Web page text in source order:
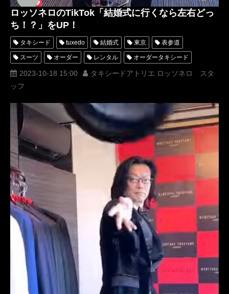
ロッソネロのTikTok「結婚式に行くなら左右どっ
ち！？」をUP！
タキシード tuxedo 結婚式 東京 表参道
スーツ オーダー レンタル オーダータキシード
レンタルタキシード ロッソネロ 蝶ネクタイ 人気
横山宗生
オーダータキシード名古屋 新郎衣装
レンタルタキシード東京 レンタルタキシード名古屋 横浜
ROSSONERO タキシードオーダー東京
タキシードレンタル東京 タキシード靴 青山
TikToker オーダータキシード横浜 レンタルタキシード横浜
MUMNETAKAYOKOYAMA
2023-10-18 15:00
タキシードアトリエ ロッソネロ スタ
ッフ